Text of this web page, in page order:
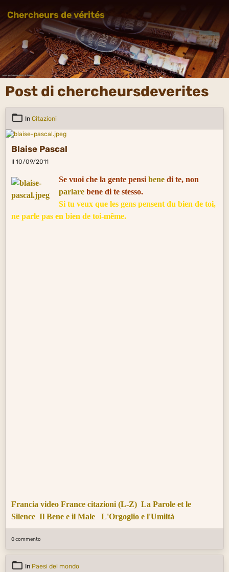
Chercheurs de vérités
Post di chercheursdeverites
In Citazioni
Blaise Pascal
Il 10/09/2011
Se vuoi che la gente pensi benedi te, non
parlarebene di te stesso.
Si tu veux que les gens pensent du bien de toi,
ne parle pas en bien de toi-même.
Francia video France citazioni (L-Z) La Parole et le
Silence Il Bene e il Male L'Orgoglio e l'Umiltà
0 commento
In Paesi del mondo